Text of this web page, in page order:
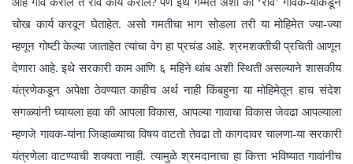
आहे गाव करील ते राव काय करील? पण इथे गम्मत अशी की ‘राव’ गावक-यांकडून
चोख कार्य करवून घेताहेत. असो गमतीचा भाग सोडला तरी या मोहिमेत ज्या-ज्या
म्हणून गोष्टी केल्या जाताहेत त्यांचा वेग हा प्रचंड आहे. श्रमशक्तीची प्रचिती आणून
देणारा आहे. इथे सरकारी काम आणि ६ महिने थांब अशी स्थिती असल्याने शासकीय
यंत्रणेकडून अपेक्षा ठेवण्यात काहीच अर्थ नाही किंबहुना या मोहिमेतून हाच संदेश
सगळ्यांनी घ्यायला हवा की आपला विकास, आपल्या गावाचा विकास जेवढा आपल्याला
म्हणजे गावक-यांना जिव्हाळ्याचा विषय वाटतो तेवढा तो कागदावर चालणा-या सरकारी
यंत्रणेला वाटण्याची शक्यता नाही. त्यामुळे श्रमदानाचा हा कित्ता भविष्यात गावांनीच